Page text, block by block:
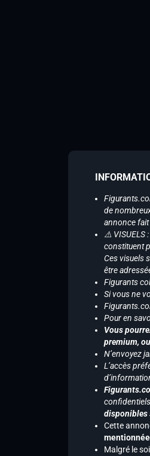
de
annonce
⚠️ VISUELS :
constituent
Ces visuels
être
Figurants
Si vous ne
Pour en
Vous
premium,
N’envoyez
L’accès
disponibles
Cette
mentionnée
Malgré le